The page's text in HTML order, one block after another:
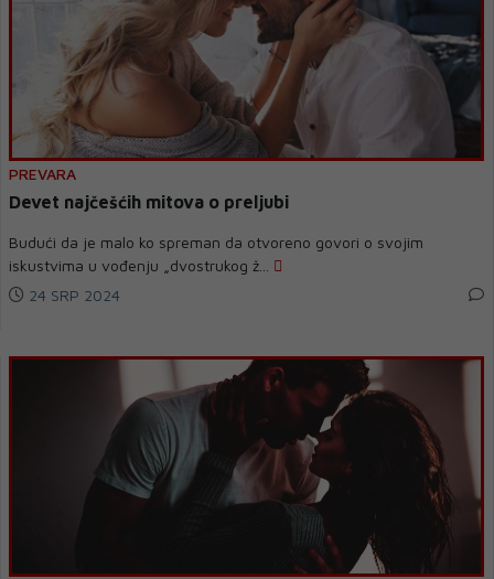
PREVARA
Devet najčešćih mitova o preljubi
Budući da je malo ko spreman da otvoreno govori o svojim
iskustvima u vođenju „dvostrukog ž...
24 SRP 2024